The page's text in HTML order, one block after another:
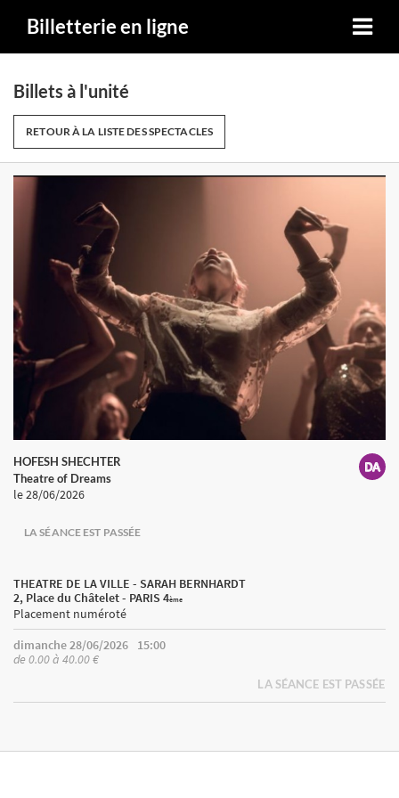
Billetterie en ligne
Billets à l'unité
RETOUR À LA LISTE DES SPECTACLES
HOFESH SHECHTER
Theatre of Dreams
le 28/06/2026
LA SÉANCE EST PASSÉE
THEATRE DE LA VILLE - SARAH BERNHARDT
2, Place du Châtelet - PARIS 4ème
Placement numéroté
dimanche 28/06/2026
15:00
de 0.00 à 40.00 €
LA SÉANCE EST PASSÉE